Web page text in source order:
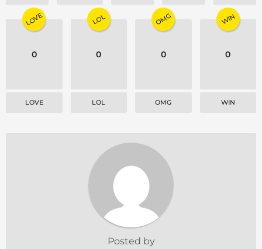
LOVE
0
LOVE
LOL
0
LOL
OMG
0
OMG
WIN
0
WIN
Posted by